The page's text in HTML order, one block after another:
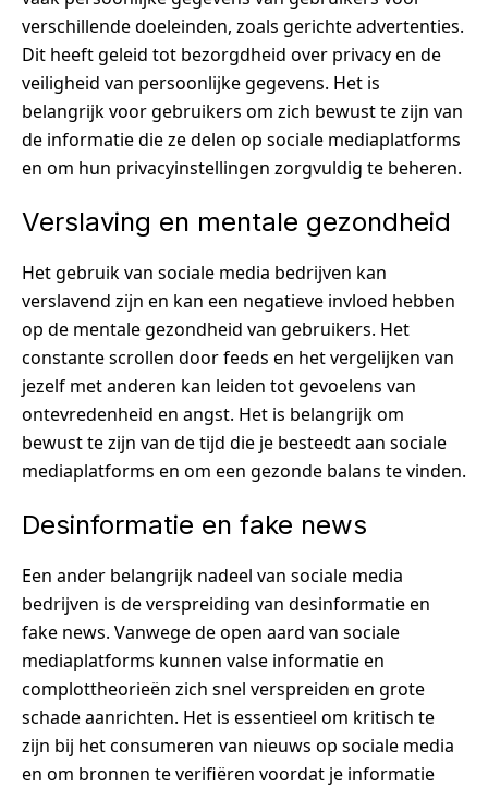
verschillende doeleinden, zoals gerichte advertenties.
Dit heeft geleid tot bezorgdheid over privacy en de
veiligheid van persoonlijke gegevens. Het is
belangrijk voor gebruikers om zich bewust te zijn van
de informatie die ze delen op sociale mediaplatforms
en om hun privacyinstellingen zorgvuldig te beheren.
Verslaving en mentale gezondheid
Het gebruik van sociale media bedrijven kan
verslavend zijn en kan een negatieve invloed hebben
op de mentale gezondheid van gebruikers. Het
constante scrollen door feeds en het vergelijken van
jezelf met anderen kan leiden tot gevoelens van
ontevredenheid en angst. Het is belangrijk om
bewust te zijn van de tijd die je besteedt aan sociale
mediaplatforms en om een gezonde balans te vinden.
Desinformatie en fake news
Een ander belangrijk nadeel van sociale media
bedrijven is de verspreiding van desinformatie en
fake news. Vanwege de open aard van sociale
mediaplatforms kunnen valse informatie en
complottheorieën zich snel verspreiden en grote
schade aanrichten. Het is essentieel om kritisch te
zijn bij het consumeren van nieuws op sociale media
en om bronnen te verifiëren voordat je informatie